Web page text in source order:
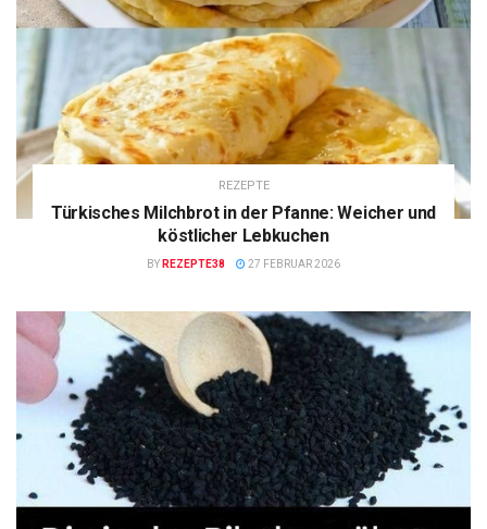
REZEPTE
Türkisches Milchbrot in der Pfanne: Weicher und
köstlicher Lebkuchen
BY REZEPTE38 27 FEBRUAR 2026